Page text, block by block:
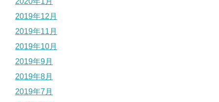
2019年12月
2019年11月
2019年10月
2019年9月
2019年8月
2019年7月